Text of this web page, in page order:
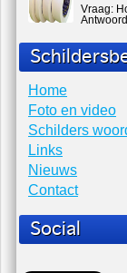
Vraag:
Home
Foto en video
Schilders
Links
Nieuws
Contact
Social